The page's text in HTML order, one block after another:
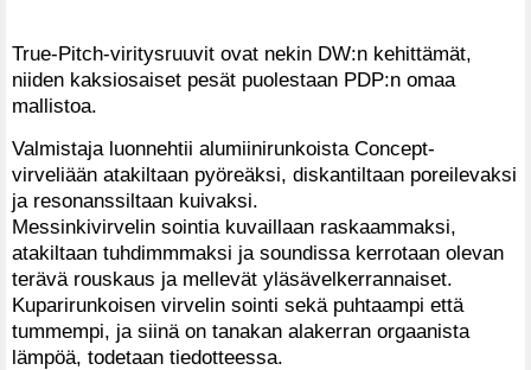
True-Pitch-viritysruuvit ovat nekin DW:n kehittämät,
niiden kaksiosaiset pesät puolestaan PDP:n omaa
mallistoa.
Valmistaja luonnehtii alumiinirunkoista Concept-
virveliään atakiltaan pyöreäksi, diskantiltaan poreilevaksi
ja resonanssiltaan kuivaksi.
Messinkivirvelin sointia kuvaillaan raskaammaksi,
atakiltaan tuhdimmmaksi ja soundissa kerrotaan olevan
terävä rouskaus ja mellevät yläsävelkerrannaiset.
Kuparirunkoisen virvelin sointi sekä puhtaampi että
tummempi, ja siinä on tanakan alakerran orgaanista
lämpöä, todetaan tiedotteessa.